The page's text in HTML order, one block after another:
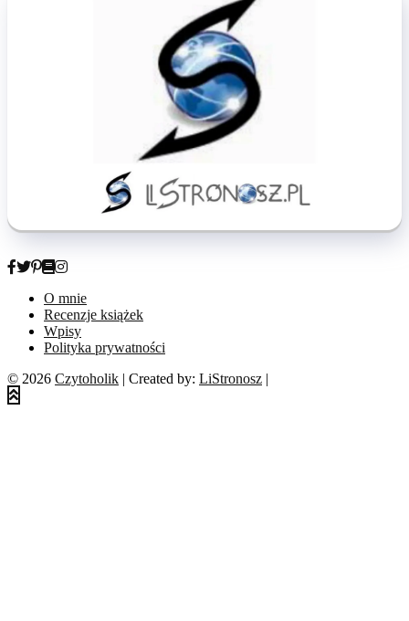
O mnie
Recenzje książek
Wpisy
Polityka prywatności
© 2026 Czytoholik | Created by: LiStronosz |